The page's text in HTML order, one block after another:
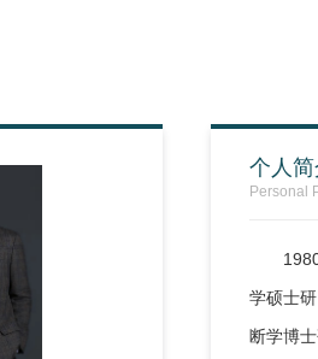
个人
Personal
学硕士
断学博